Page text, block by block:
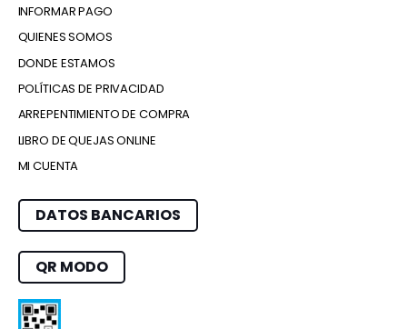
INFORMAR PAGO
QUIENES SOMOS
DONDE ESTAMOS
POLÍTICAS DE PRIVACIDAD
ARREPENTIMIENTO DE COMPRA
LIBRO DE QUEJAS ONLINE
MI CUENTA
DATOS BANCARIOS
QR MODO